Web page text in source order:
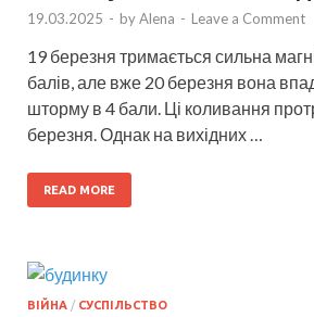
19.03.2025 - byAlena - Leave a Comment
19 березня тримається сильна
балів, але вже 20 березня вона
шторму в 4 бали. Ці коливання
березня. Однак на вихідних …
READ MORE
ВІЙНА / СУСПІЛЬСТВО